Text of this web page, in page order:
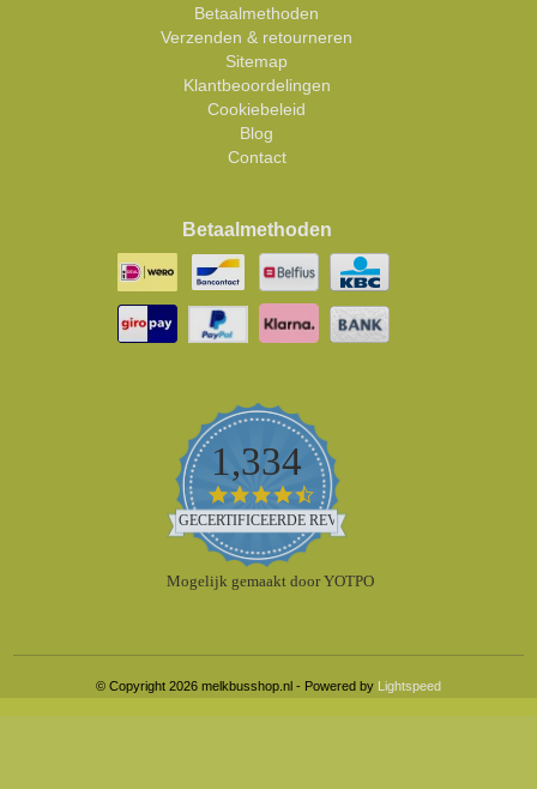
Betaalmethoden
Verzenden & retourneren
Sitemap
Klantbeoordelingen
Cookiebeleid
Blog
Contact
Betaalmethoden
1,334
4.5
star
rating
GECERTIFICEERDE REVIEWS
Mogelijk gemaakt door YOTPO
© Copyright 2026 melkbusshop.nl - Powered by Lightspeed